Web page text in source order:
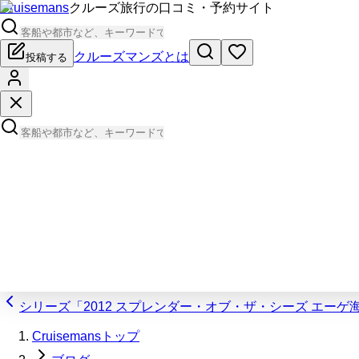
Cruisemansクルーズ旅行の口コミ・予約サイト
投稿する クルーズマンズとは
シリーズ「2012 スプレンダー・オブ・ザ・シーズ エーゲ
Cruisemansトップ